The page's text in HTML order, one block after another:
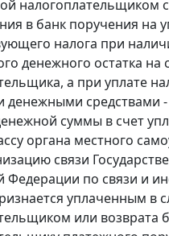
налогоплательщиком
в банк поручения на
налога при
денежного остатка на
а при уплате
денежными средствами
суммы в счет
органа местного
связи
Федерации по связи и
уплаченным в
или возврата